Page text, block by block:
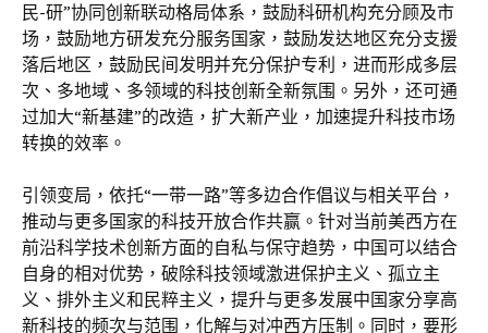
民-研”协同创新联动格局体系，鼓励科研机构充分顾及市
场，鼓励地方研发充分服务国家，鼓励发达地区充分支援
落后地区，鼓励民间发明并充分保护专利，进而形成多层
次、多地域、多领域的科技创新全新氛围。另外，还可通
过加大“新基建”的改造，扩大新产业，加速提升科技市场
转换的效率。
引领变局，依托“一带一路”等多边合作倡议与相关平台，
推动与更多国家的科技开放合作共赢。针对当前美西方在
前沿科学技术创新方面的自私与保守趋势，中国可以结合
自身的相对优势，破除科技领域激进保护主义、孤立主
义、排外主义和民粹主义，提升与更多发展中国家分享高
新科技的频次与范围，化解与对冲西方压制。同时，要形